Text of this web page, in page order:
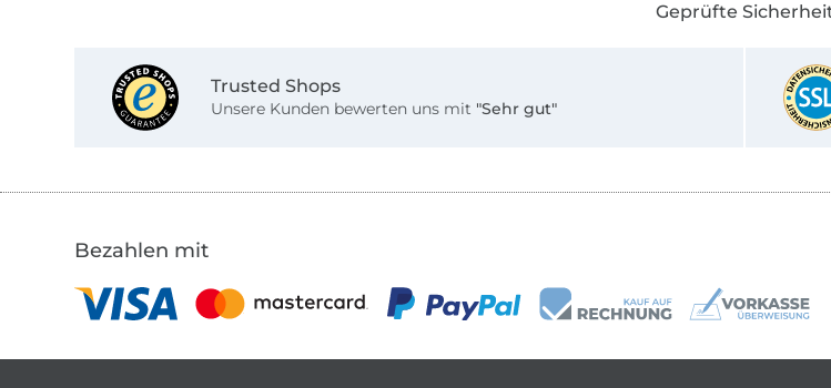
Geprüfte
Trusted Shops
Unsere Kunden bewerten uns mit "Sehr gut"
Bezahlen mit